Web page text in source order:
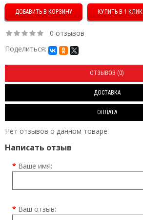
КУПИТЬ В 1 КЛИК
0 отзывов
Поделиться:
ОТЗЫВОВ (0)
ДОСТАВКА
ОПЛАТА
Нет отзывов о данном товаре.
Написать отзыв
Ваше имя:
Ваш отзыв: